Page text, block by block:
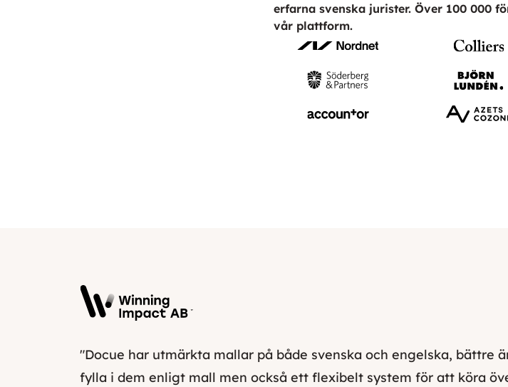
erfarna svenska jurister. Över 100 000
vår plattform.
"Docue har utmärkta mallar på både svenska och engelska, bättre
fylla i dem enligt mall men också ett flexibelt system för att köra